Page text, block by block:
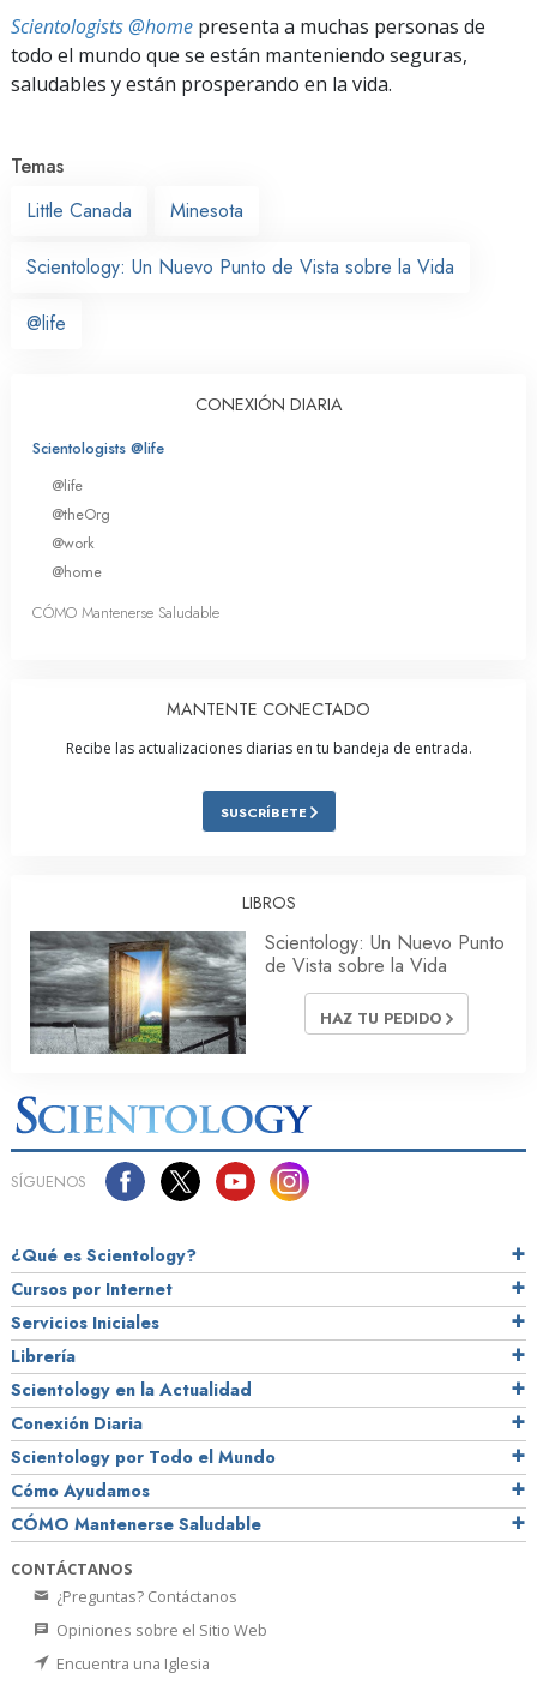
Scientologists @home presenta a muchas personas de
todo el mundo que se están manteniendo seguras,
saludables y están prosperando en la vida.
Temas
Little Canada
Minesota
Scientology: Un Nuevo Punto de Vista sobre la Vida
@life
CONEXIÓN DIARIA
Scientologists @life
@life
@theOrg
@work
@home
CÓMO Mantenerse Saludable
MANTENTE CONECTADO
Recibe las actualizaciones diarias en tu bandeja de entrada.
SUSCRÍBETE
LIBROS
Scientology: Un Nuevo Punto
de Vista sobre la Vida
HAZ TU PEDIDO
SÍGUENOS
¿Qué es Scientology?
Cursos por Internet
Servicios Iniciales
Librería
Scientology en la Actualidad
Conexión Diaria
Scientology por Todo el Mundo
Cómo Ayudamos
CÓMO Mantenerse Saludable
CONTÁCTANOS
¿Preguntas? Contáctanos
Opiniones sobre el Sitio Web
Encuentra una Iglesia